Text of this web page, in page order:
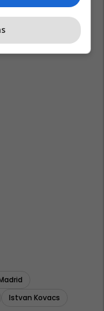
Istvan Kovacs